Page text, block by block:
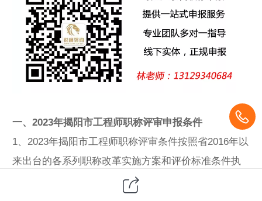
一、2023年揭阳市工程师职称评审申报条件
1、2023年揭阳市工程师职称评审条件按照省2016年以
来出台的各系列职称改革实施方案和评价标准条件执
行，具体以各职称评审委员会评审通知为准。高校和